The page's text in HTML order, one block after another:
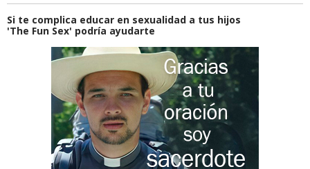
Si te complica educar en sexualidad a tus hijos
'The Fun Sex' podría ayudarte